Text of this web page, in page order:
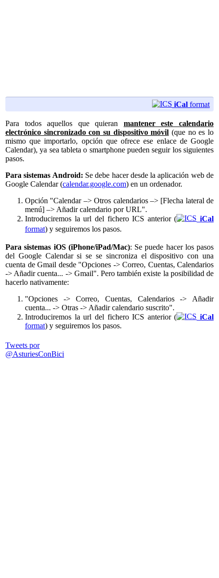
iCal format
Para todos aquellos que quieran mantener este calendario
electrónico sincronizado con su dispositivo móvil (que no es lo
mismo que importarlo, opción que ofrece ese enlace de Google
Calendar), ya sea tableta o smartphone pueden seguir los siguientes
pasos.
Para sistemas Android: Se debe hacer desde la aplicación web de
Google Calendar (calendar.google.com) en un ordenador.
Opción "Calendar –> Otros calendarios –> [Flecha lateral de
menú] –> Añadir calendario por URL".
Introduciremos la url del fichero ICS anterior (
iCal
format) y seguiremos los pasos.
Para sistemas iOS (iPhone/iPad/Mac): Se puede hacer los pasos
del Google Calendar si se se sincroniza el dispositivo con una
cuenta de Gmail desde "Opciones -> Correo, Cuentas, Calendarios
-> Añadir cuenta... -> Gmail". Pero también existe la posibilidad de
hacerlo nativamente:
"Opciones -> Correo, Cuentas, Calendarios -> Añadir
cuenta... -> Otras -> Añadir calendario suscrito".
Introduciremos la url del fichero ICS anterior (
iCal
format) y seguiremos los pasos.
Tweets por
@AsturiesConBici